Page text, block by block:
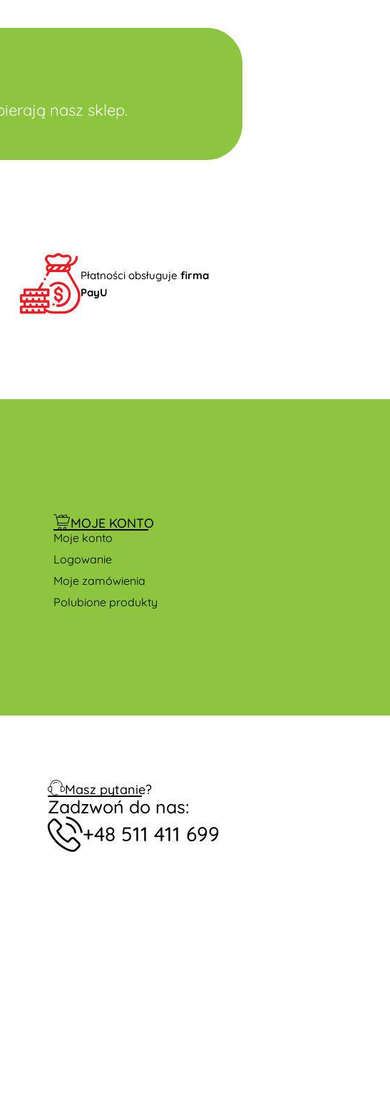
nasz sklep.
Płatności obsługuje firma
PayU
MOJE KONTO
Moje konto
Logowanie
Moje zamówienia
Polubione produkty
Masz pytanie?
Zadzwoń do nas:
+48 511 411 699